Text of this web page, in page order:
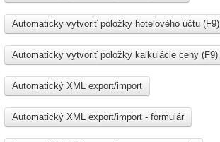
Automaticky vytvoriť položky hotelového účtu (F9)
Automaticky vytvoriť položky kalkulácie ceny (F9)
Automatický XML export/import
Automatický XML export/import - formulár